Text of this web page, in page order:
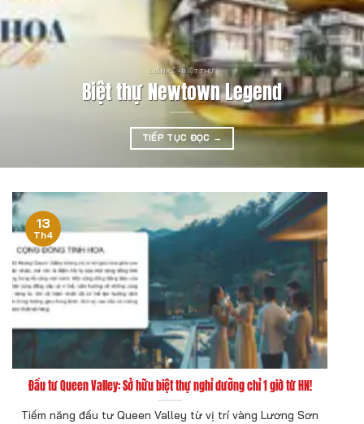
LIỀN KỀ - BIỆT THỰ
Biệt thự Newtown Legend
TIẾP TỤC ĐỌC →
Đầu tư Queen Valley: Sở hữu biệt thự nghỉ dưỡng chỉ 1 giờ từ HN!
Tiềm năng đầu tư Queen Valley từ vị trí vàng Lương Sơn
13
Th4